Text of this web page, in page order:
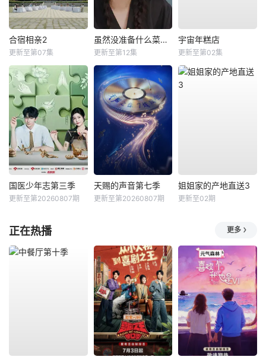
合宿相亲2
更新至第07集
虽然没准备什么菜第四季
更新至第12集
宇宙年糕店
更新至第02集
国医少年志第三季
更新至第20260807期
天赐的声音第七季
更新至第20260807期
姐姐家的产地直送3
更新至02期
正在热播 更多